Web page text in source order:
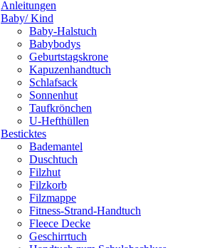
Anleitungen
Baby/ Kind
Baby-Halstuch
Babybodys
Geburtstagskrone
Kapuzenhandtuch
Schlafsack
Sonnenhut
Taufkrönchen
U-Hefthüllen
Besticktes
Bademantel
Duschtuch
Filzhut
Filzkorb
Filzmappe
Fitness-Strand-Handtuch
Fleece Decke
Geschirrtuch